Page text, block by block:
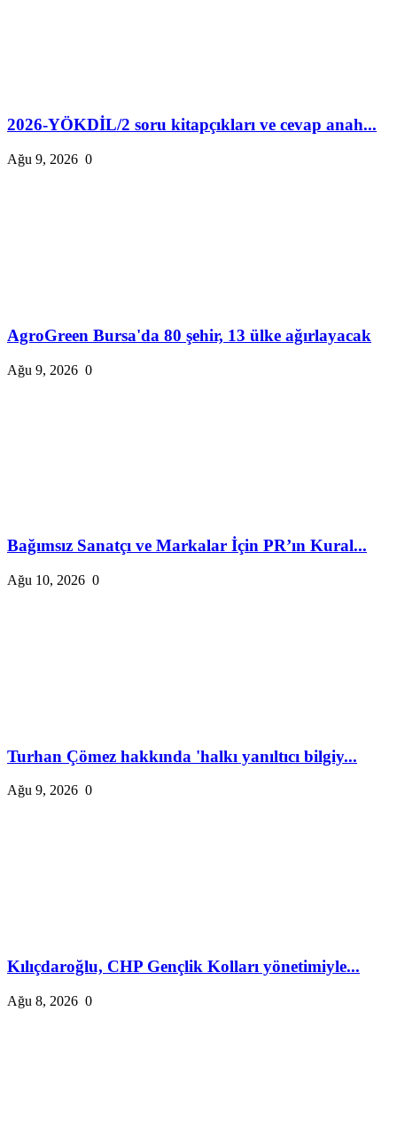
2026-YÖKDİL/2 soru kitapçıkları ve cevap anah...
Ağu 9, 2026 0
AgroGreen Bursa'da 80 şehir, 13 ülke ağırlayacak
Ağu 9, 2026 0
Bağımsız Sanatçı ve Markalar İçin PR’ın Kural...
Ağu 10, 2026 0
Turhan Çömez hakkında 'halkı yanıltıcı bilgiy...
Ağu 9, 2026 0
Kılıçdaroğlu, CHP Gençlik Kolları yönetimiyle...
Ağu 8, 2026 0